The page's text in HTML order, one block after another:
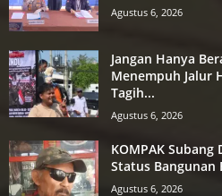
Agustus 6, 2026
Jangan Hanya
Menempuh Jalur
Tagih...
Agustus 6, 2026
KOMPAK
Status Bangunan
Agustus 6, 2026